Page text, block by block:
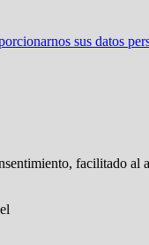
sus datos
facilitado